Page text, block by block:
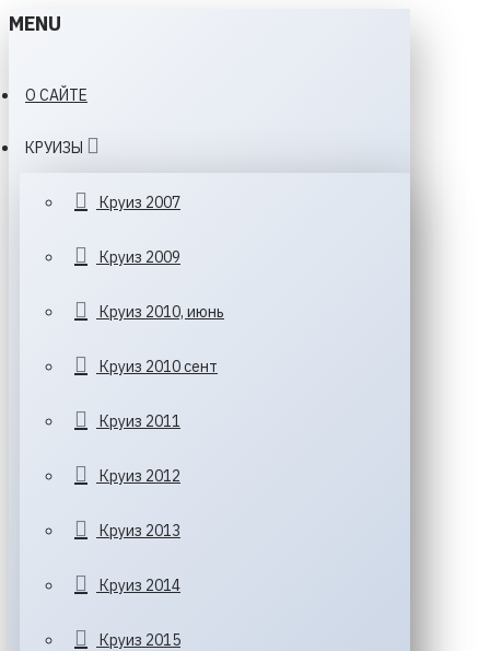
MENU
О САЙТЕ
КРУИЗЫ
Круиз 2007
Круиз 2009
Круиз 2010, июнь
Круиз 2010 сент
Круиз 2011
Круиз 2012
Круиз 2013
Круиз 2014
Круиз 2015